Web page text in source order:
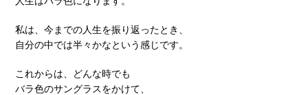
私は、今までの人生を振り返ったとき、
自分の中では半々かなという感じです。
これからは、どんな時でも
バラ色のサングラスをかけて、